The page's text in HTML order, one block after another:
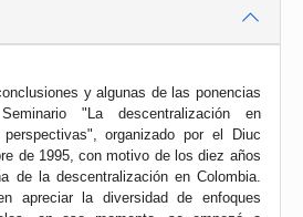
y algunas de las ponencias
"La descentralización en
organizado por el Diuc
de 1995, con motivo de los diez años
de la descentralización en Colombia.
apreciar la diversidad de enfoques